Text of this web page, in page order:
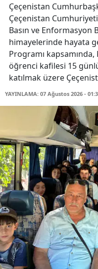
Çeçenistan
Çeçenistan
Basın ve Enformasyon
himayelerinde hayata
Programı
öğrenci kafilesi 15
katılmak üzere
YAYINLAMA: 07 Ağustos 2026 -